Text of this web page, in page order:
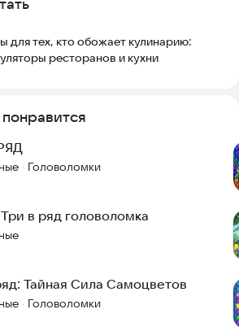
мышление и реакцию
стресс и отдыхают после работы
память и моторику
— это расслабляющая игра, которая
Простые правила, но безграничная
maks395@yandex.ru
для тех, кто обожает кулинарию:
ресторанов и кухни
· Головоломки
в ряд головоломка
Тайная Сила Самоцветов
· Головоломки